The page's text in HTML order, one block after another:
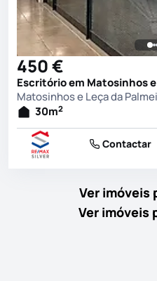
450 €
Matosinhos e Leça da
30m2
Contactar
Ver imóveis
Ver imóveis